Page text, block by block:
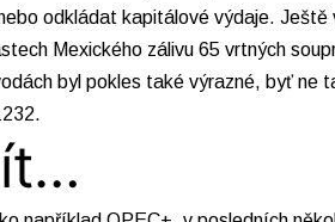
odkládat kapitálové výdaje. Ještě
Mexického zálivu 65 vrtných
byl pokles také výrazné, byť ne